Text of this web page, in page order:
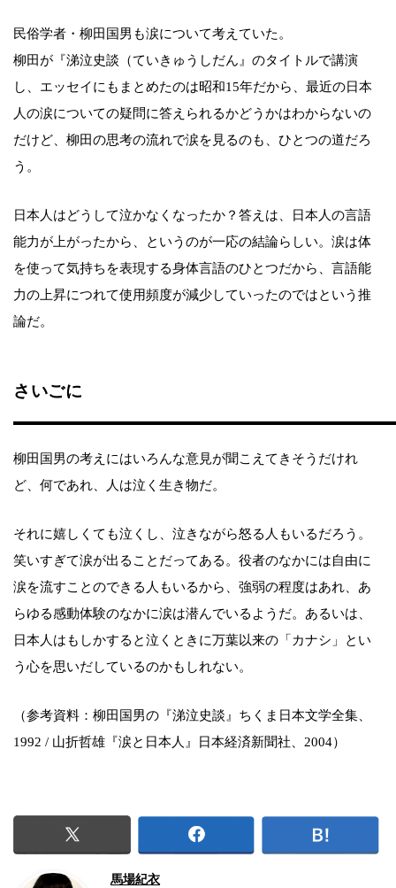
民俗学者・柳田国男も涙について考えていた。
柳田が『涕泣史談（ていきゅうしだん』のタイトルで講演
し、エッセイにもまとめたのは昭和15年だから、最近の日本
人の涙についての疑問に答えられるかどうかはわからないの
だけど、柳田の思考の流れで涙を見るのも、ひとつの道だろ
う。
日本人はどうして泣かなくなったか？答えは、日本人の言語
能力が上がったから、というのが一応の結論らしい。涙は体
を使って気持ちを表現する身体言語のひとつだから、言語能
力の上昇につれて使用頻度が減少していったのではという推
論だ。
さいごに
柳田国男の考えにはいろんな意見が聞こえてきそうだけれ
ど、何であれ、人は泣く生き物だ。
それに嬉しくても泣くし、泣きながら怒る人もいるだろう。
笑いすぎて涙が出ることだってある。役者のなかには自由に
涙を流すことのできる人もいるから、強弱の程度はあれ、あ
らゆる感動体験のなかに涙は潜んでいるようだ。あるいは、
日本人はもしかすると泣くときに万葉以来の「カナシ」とい
う心を思いだしているのかもしれない。
（参考資料：柳田国男の『涕泣史談』ちくま日本文学全集、
1992 / 山折哲雄『涙と日本人』日本経済新聞社、2004）
馬場紀衣